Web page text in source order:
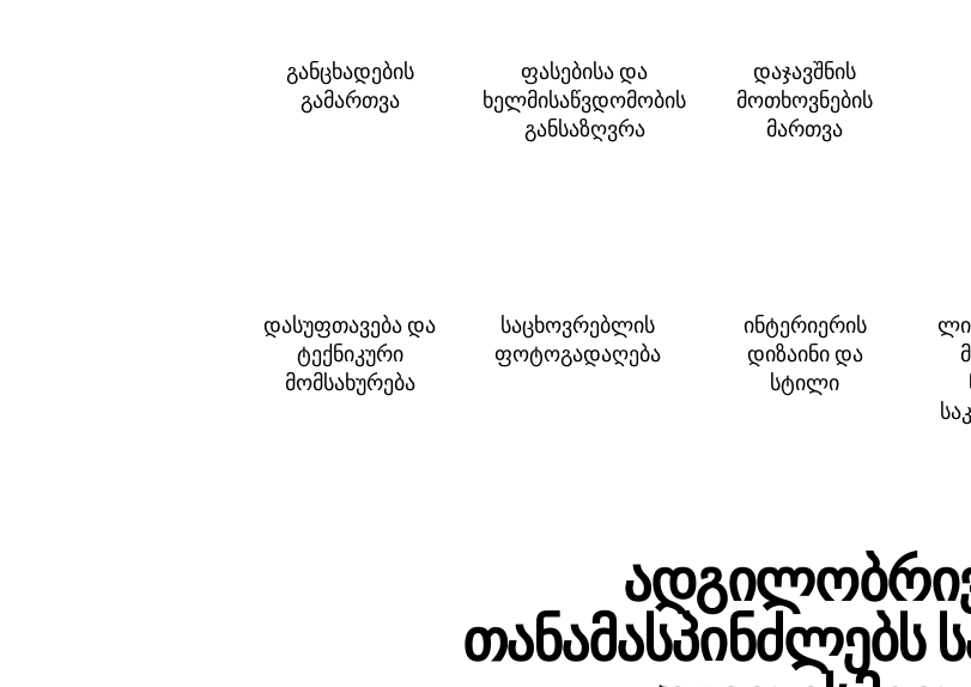
განცხადების
გამართვა
ფასებისა და
ხელმისაწვდომობის
განსაზღვრა
დაჯავშნის
მოთხოვნების
მართვა
დასუფთავება და
ტექნიკური
მომსახურება
საცხოვრებლის
ფოტოგადაღება
ინტერიერის
დიზაინი და
სტილი
თანამასპინძლებს